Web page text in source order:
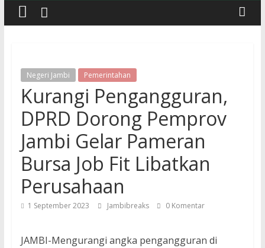
Negeri Jambi Pemerintahan
Kurangi Pengangguran,
DPRD Dorong Pemprov
Jambi Gelar Pameran
Bursa Job Fit Libatkan
Perusahaan
1 September 2023 Jambibreaks 0 Komentar
JAMBI-Mengurangi angka pengangguran di